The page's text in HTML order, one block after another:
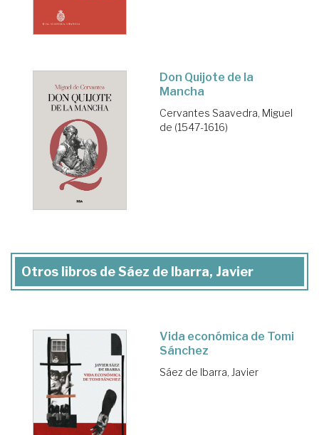
Don Quijote de la
Mancha
Cervantes Saavedra, Miguel
de (1547-1616)
Otros libros de Sáez de Ibarra, Javier
Vida económica de Tomi
Sánchez
Sáez de Ibarra, Javier